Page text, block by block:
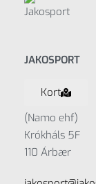
JAKOSPORT
Kort
(Namo ehf)
Krókháls 5F
110 Árbær